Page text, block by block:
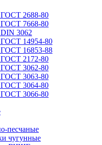
ГОСТ 2688-80
ГОСТ 7668-80
3062
ГОСТ 14954-80
ГОСТ 16853-88
ГОСТ 2172-80
ГОСТ 3062-80
ГОСТ 3063-80
ГОСТ 3064-80
ГОСТ 3066-80
песчаные
чугунные